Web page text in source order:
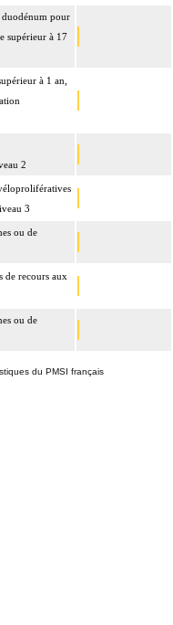
duodénum pour
supérieur à 17
à 1 an,
2
3
ou de
de recours aux
ou de
du PMSI français